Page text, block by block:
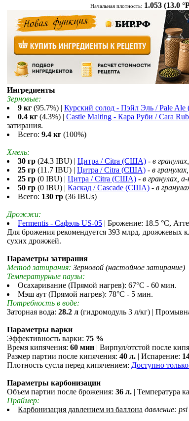
Начальная плотность: 1.053(13.0
Ингредиенты
Зерновые:
9 кг (95.7%) | Курский солод - Пэйл Эль / Pale Ale
0.4 кг (4.3%) | Castle Malting - Кара Руби / Cara
затирания.
Всего: 9.4 кг (100%)
Хмель:
30 гр (24.3 IBU) | Цитра / Citra (США) - в
25 гр (11.7 IBU) | Цитра / Citra (США) - в
25 гр (0 IBU) | Цитра / Citra (США) - в гранулах,
50 гр (0 IBU) | Каскад / Cascade (США) - в
Всего: 130 гр (36 IBUs)
Дрожжи:
Fermentis - Сафэль US-05 | Брожение: 18.5 °С,
Для брожения рекомендуется 393 млрд. дрожжевых
сухих дрожжей.
Параметры затирания
Метод затирания: Зерновой (настойное затирание)
Температурные паузы:
Осахаривание (Прямой нагрев): 67°С - 60 мин.
Мэш аут (Прямой нагрев): 78°С - 5 мин.
Потребность в воде:
Заторная вода: 28.2 л (гидромодуль 3 л/кг) |
Параметры варки
Эффективность варки: 75 %
Время кипячения: 60 мин | Вирпул/отстой после
Размер партии после кипячения: 40 л. | Испарение:
Плотность сусла перед кипячением: Доступно
Параметры карбонизации
Объем партии после брожения: 36 л. | Температура
Праймер:
Карбонизация давлением из баллона давление: